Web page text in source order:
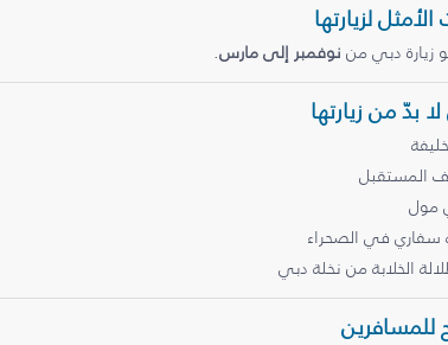
لزيارتها
زيارة دبي من نوفمبر إلى مارس.
بدّ من زيارتها
المستقبل
مول
سفاري في الصحراء
الخلابة من نخلة دبي
للمسافرين